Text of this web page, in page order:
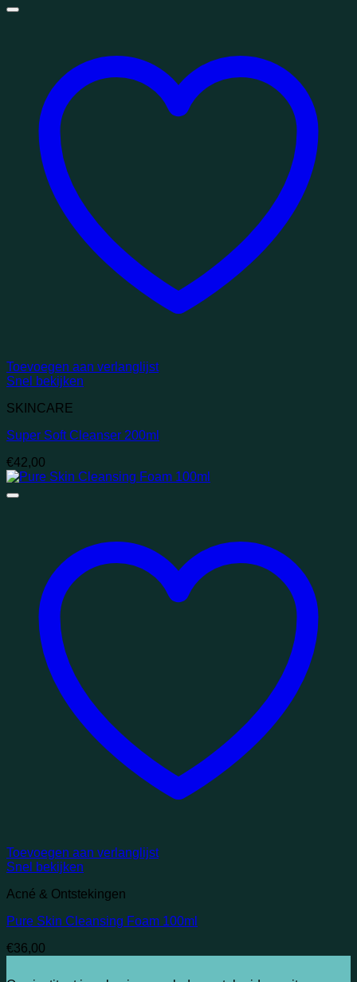
Toevoegen aan verlanglijst
Snel bekijken
SKINCARE
Super Soft Cleanser 200ml
€42,00
Toevoegen aan verlanglijst
Snel bekijken
Acné & Ontstekingen
Pure Skin Cleansing Foam 100ml
€36,00